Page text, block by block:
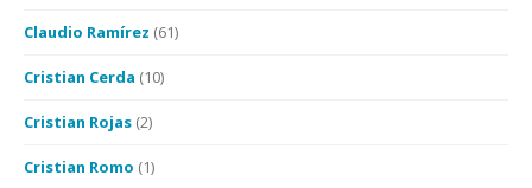
Claudio Ramírez (61)
Cristian Cerda (10)
Cristian Rojas (2)
Cristian Romo (1)